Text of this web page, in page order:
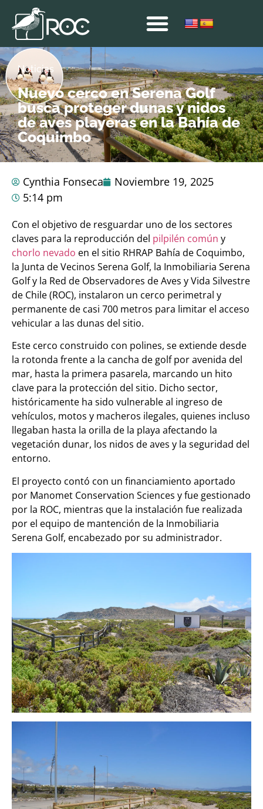
Noticias
Nuevo cerco en Serena Golf
busca proteger dunas y nidos
de aves playeras en la Bahía de
Coquimbo
Cynthia Fonseca
Noviembre 19, 2025
5:14 pm
Con el objetivo de resguardar uno de los sectores
claves para la reproducción del pilpilén común y
chorlo nevado en el sitio RHRAP Bahía de Coquimbo,
la Junta de Vecinos Serena Golf, la Inmobiliaria Serena
Golf y la Red de Observadores de Aves y Vida Silvestre
de Chile (ROC), instalaron un cerco perimetral y
permanente de casi 700 metros para limitar el acceso
vehicular a las dunas del sitio.
Este cerco construido con polines, se extiende desde
la rotonda frente a la cancha de golf por avenida del
mar, hasta la primera pasarela, marcando un hito
clave para la protección del sitio. Dicho sector,
históricamente ha sido vulnerable al ingreso de
vehículos, motos y macheros ilegales, quienes incluso
llegaban hasta la orilla de la playa afectando la
vegetación dunar, los nidos de aves y la seguridad del
entorno.
El proyecto contó con un financiamiento aportado
por Manomet Conservation Sciences y fue gestionado
por la ROC, mientras que la instalación fue realizada
por el equipo de mantención de la Inmobiliaria
Serena Golf, encabezado por su administrador.